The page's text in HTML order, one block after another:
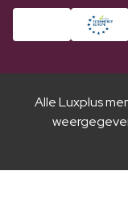
Alle Luxplus